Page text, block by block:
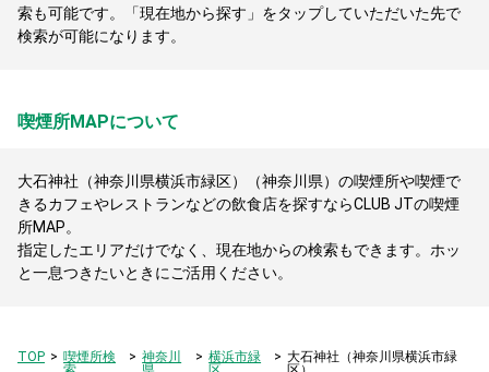
索も可能です。「現在地から探す」をタップしていただいた先で
検索が可能になります。
喫煙所MAPについて
大石神社（神奈川県横浜市緑区）（神奈川県）の喫煙所や喫煙で
きるカフェやレストランなどの飲食店を探すならCLUB JTの喫煙
所MAP。
指定したエリアだけでなく、現在地からの検索もできます。ホッ
と一息つきたいときにご活用ください。
TOP
喫煙所検
神奈川
横浜市緑
大石神社（神奈川県横浜市緑